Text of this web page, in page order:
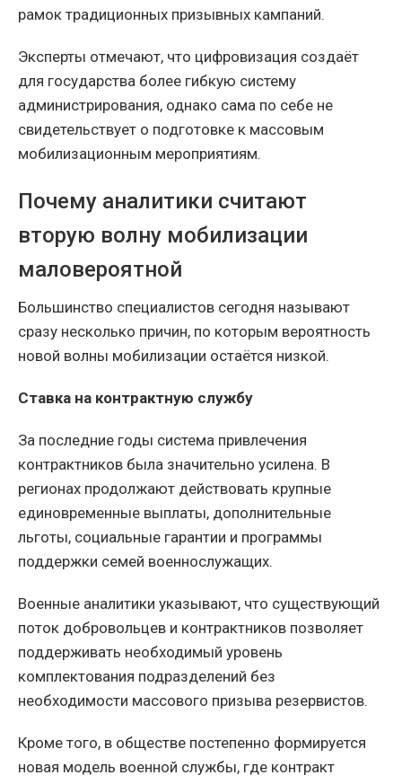
рамок традиционных призывных кампаний.
Эксперты отмечают, что цифровизация создаёт
для государства более гибкую систему
администрирования, однако сама по себе не
свидетельствует о подготовке к массовым
мобилизационным мероприятиям.
Почему аналитики считают
вторую волну мобилизации
маловероятной
Большинство специалистов сегодня называют
сразу несколько причин, по которым вероятность
новой волны мобилизации остаётся низкой.
Ставка на контрактную службу
За последние годы система привлечения
контрактников была значительно усилена. В
регионах продолжают действовать крупные
единовременные выплаты, дополнительные
льготы, социальные гарантии и программы
поддержки семей военнослужащих.
Военные аналитики указывают, что существующий
поток добровольцев и контрактников позволяет
поддерживать необходимый уровень
комплектования подразделений без
необходимости массового призыва резервистов.
Кроме того, в обществе постепенно формируется
новая модель военной службы, где контракт